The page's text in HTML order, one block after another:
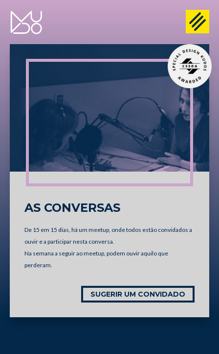
AS CONVERSAS
De 15 em 15 dias, há um meetup, onde todos estão convidados a
ouvir e a participar nesta conversa.
Na semana a seguir ao meetup, podem ouvir aquilo que
perderam.
SUGERIR UM CONVIDADO